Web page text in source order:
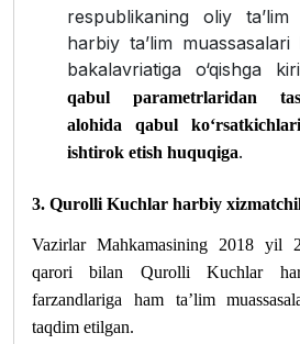
respublikaning oliy
harbiy ta’lim
bakalavriatiga o‘qishga
qabul parametrlaridan
alohida qabul
ishtirok etish huquqiga.
3. Qurolli Kuchlar harbiy
Vazirlar Mahkamasining 2018 yil
qarori bilan Qurolli Kuchlar
farzandlariga ham ta’lim
taqdim etilgan.